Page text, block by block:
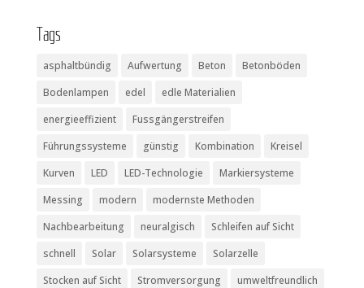
Tags
asphaltbündig Aufwertung Beton
Betonböden
Bodenlampen
edel
edle Materialien
energieeffizient
Fussgängerstreifen
Führungssysteme
günstig Kombination
Kreisel
Kurven
LED LED-Technologie
Markiersysteme
Messing
modern
modernste Methoden
Nachbearbeitung
neuralgisch
Schleifen auf Sicht
schnell
Solar Solarsysteme
Solarzelle
Stocken auf Sicht
Stromversorgung
umweltfreundlich